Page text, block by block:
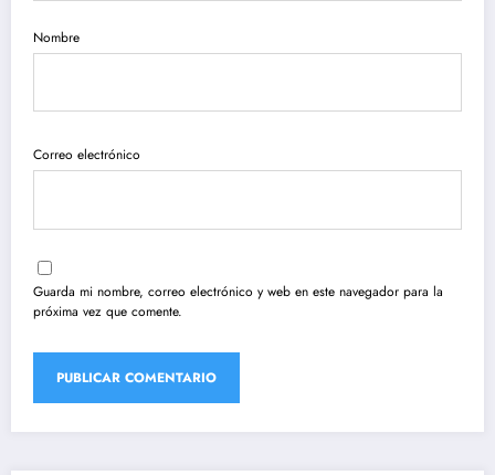
Nombre
Correo electrónico
Guarda mi nombre, correo electrónico y web en este navegador para la
próxima vez que comente.